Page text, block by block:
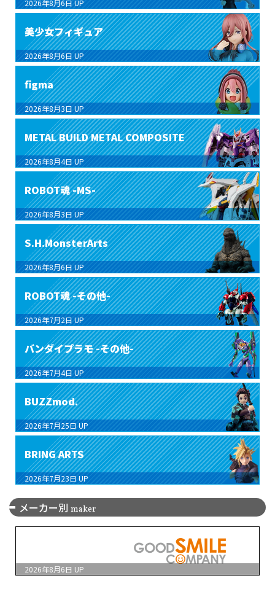
2026年8月6日 UP
美少女フィギュア
2026年8月6日 UP
figma
2026年8月3日 UP
METAL BUILD METAL COMPOSITE
2026年8月4日 UP
ROBOT魂 -MS-
2026年8月3日 UP
S.H.MonsterArts
2026年8月6日 UP
ROBOT魂 -その他-
2026年7月2日 UP
バンダイプラモ -その他-
2026年7月4日 UP
BUZZmod.
2026年7月25日 UP
BRING ARTS
2026年7月23日 UP
メーカー別 maker
2026年8月6日 UP